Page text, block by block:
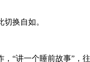
换自如。
“讲一个睡前故事”，往